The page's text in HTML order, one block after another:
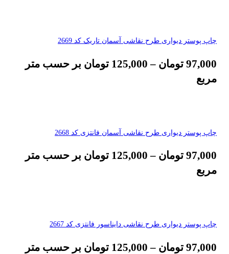
چاپ پوستر دیواری طرح نقاشی آسمان تاریک کد 2669
97,000 تومان –
125,000 تومان بر حسب متر
مربع
چاپ پوستر دیواری طرح نقاشی آسمان فانتزی کد 2668
97,000 تومان –
125,000 تومان بر حسب متر
مربع
چاپ پوستر دیواری طرح نقاشی دایناسور فانتزی کد 2667
97,000 تومان –
125,000 تومان بر حسب متر